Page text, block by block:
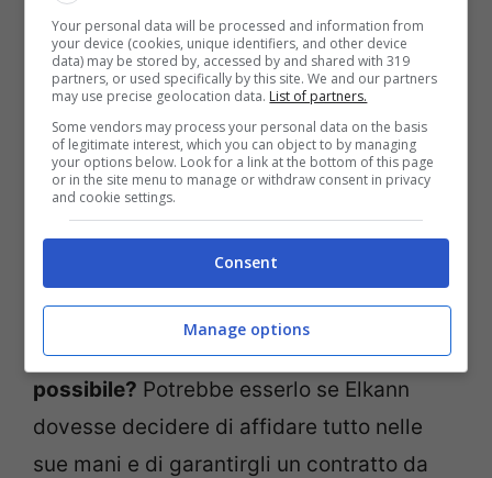
“Vedo Guardiola allenare ovunque lui
voglia, perché è un allenatore che può
allenare qualsiasi squadra del mondo con
successo”,ha detto lo storico ex
compagno di squadra diPepGuardiola,
Oscar Garcia.“Anche la Juventus può
allenare, ovviamente”, ha poi concluso l’ex
calciatore.
Guardiolaalla Juventus è un colpo
possibile? Potrebbe esserlo se Elkann
dovesse decidere di affidare tutto nelle
sue mani e di garantirgli un contratto da
Your personal data will be processed and information from
your device (cookies, unique identifiers, and other device
data) may be stored by, accessed by and shared with 319
partners, or used specifically by this site. We and our partners
may use precise geolocation data. List of partners.
Some vendors may process your personal data on the basis
of legitimate interest, which you can object to by managing
your options below. Look for a link at the bottom of this page
or in the site menu to manage or withdraw consent in privacy
and cookie settings.
Consent
Manage options